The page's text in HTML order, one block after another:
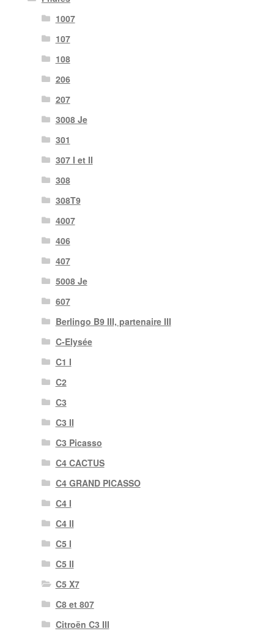
1007
107
108
206
207
3008 Je
301
307 I et II
308
308T9
4007
406
407
5008 Je
607
Berlingo B9 III, partenaire III
C-Elysée
C1 I
C2
C3
C3 II
C3 Picasso
C4 CACTUS
C4 GRAND PICASSO
C4 I
C4 II
C5 I
C5 II
C5 X7
C8 et 807
Citroën C3 III